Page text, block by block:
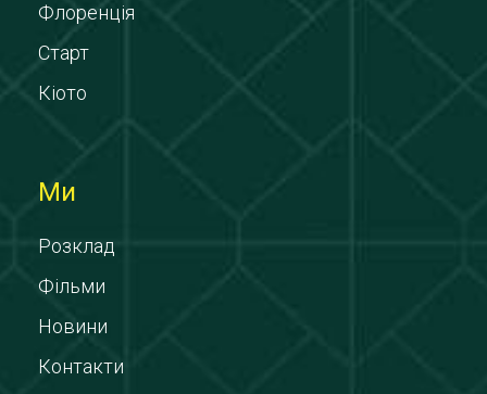
Флоренція
Старт
Кіото
Ми
Розклад
Фільми
Новини
Контакти